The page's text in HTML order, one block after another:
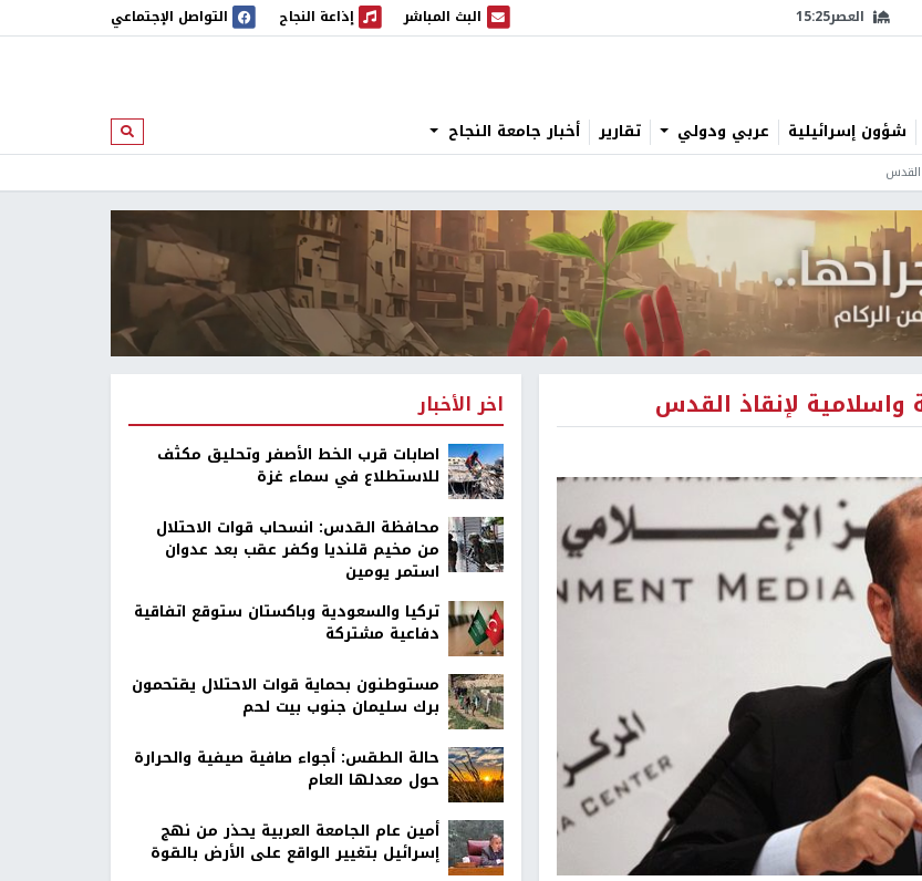
العصر15:25 البث المباشر
البث المباشر إذاعة النجاح
إذاعة النجاح التواصل الإجتماعي
شؤون إسرائيلية عربي ودولي تقارير أخبار جامعة النجاح ابحث
القدس
لإنقاذ القدس اخر الأخبار
اصابات قرب الخط الأصفر وتحليق مكثف
للاستطلاع في سماء غزة
محافظة القدس: انسحاب قوات الاحتلال
من مخيم قلنديا وكفر عقب بعد عدوان
استمر يومين
تركيا والسعودية وباكستان ستوقع اتفاقية
دفاعية مشتركة
مستوطنون بحماية قوات الاحتلال يقتحمون
برك سليمان جنوب بيت لحم
حالة الطقس: أجواء صافية صيفية والحرارة
حول معدلها العام
أمين عام الجامعة العربية يحذر من نهج
إسرائيل بتغيير الواقع على الأرض بالقوة